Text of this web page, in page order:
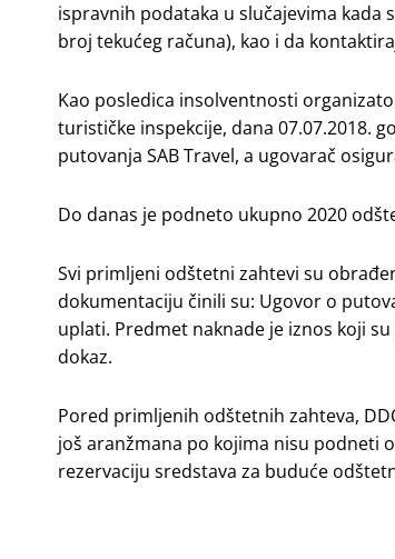
ispravnih podataka u slučajevima
broj tekućeg računa), kao i da
Kao posledica insolventnosti
turističke inspekcije, dana 07.07.2018.
putovanja SAB Travel, a ugovarač
Do danas je podneto ukupno 2020
Svi primljeni odštetni zahtevi su
dokumentaciju činili su: Ugovor o
uplati. Predmet naknade je iznos koji
dokaz.
Pored primljenih odštetnih zahteva,
još aranžmana po kojima nisu podneti
rezervaciju sredstava za buduće